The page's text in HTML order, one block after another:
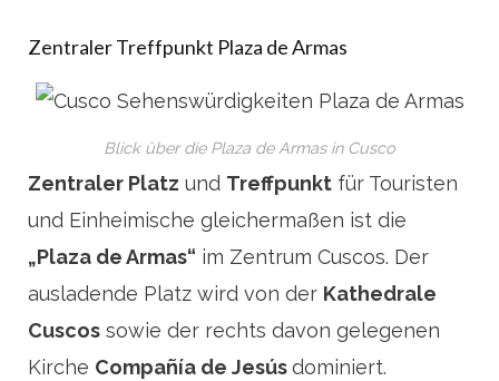
Zentraler Treffpunkt Plaza de Armas
Blick über die Plaza de Armas in Cusco
Zentraler Platz und Treffpunkt für Touristen
und Einheimische gleichermaßen ist die
„Plaza de Armas“ im Zentrum Cuscos. Der
ausladende Platz wird von der Kathedrale
Cuscos sowie der rechts davon gelegenen
Kirche Compañía de Jesúsdominiert.